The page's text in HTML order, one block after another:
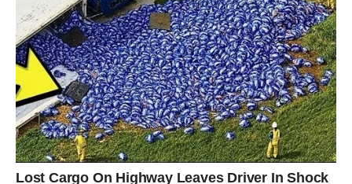
Mogući su neočekivani pozivi i susreti. Neko želi da
popravi odnos sa vama, ali pitanje je da li ste spremni da
ponovo otvorite srce.
Na poslovnom planu imate podršku, ali ljubavne emocije
danas potpuno preuzimaju kontrolu nad vama. Neki
Blizanci će shvatiti da više ne mogu da glume
ravnodušnost.